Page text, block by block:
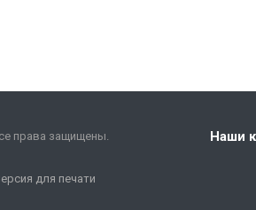
права защищены.
для печати
Наши